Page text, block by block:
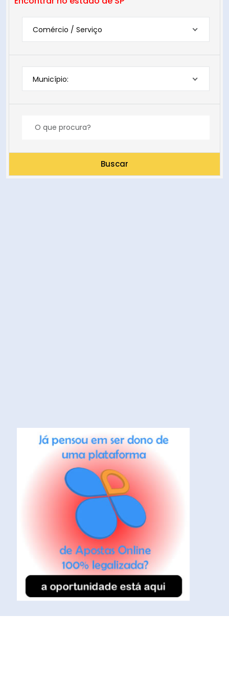
Comércio / Serviço
Município:
Buscar